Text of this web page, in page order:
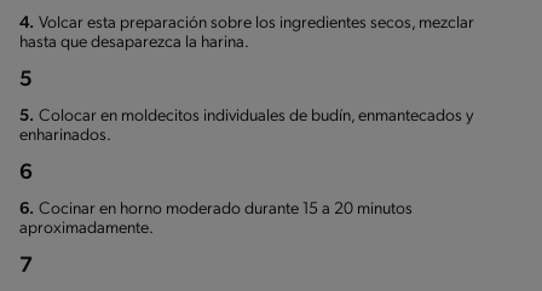
4. Volcar esta preparación sobre los ingredientes secos, mezclar
hasta que desaparezca la harina.
5
5. Colocar en moldecitos individuales de budín, enmantecados y
enharinados.
6
6. Cocinar en horno moderado durante 15 a 20 minutos
aproximadamente.
7